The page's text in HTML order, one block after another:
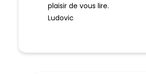
plaisir de vous lire.
Ludovic